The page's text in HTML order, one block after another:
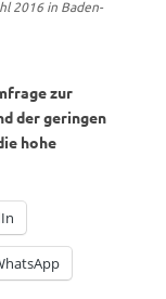
2016 in Baden-
zur
der geringen
hohe